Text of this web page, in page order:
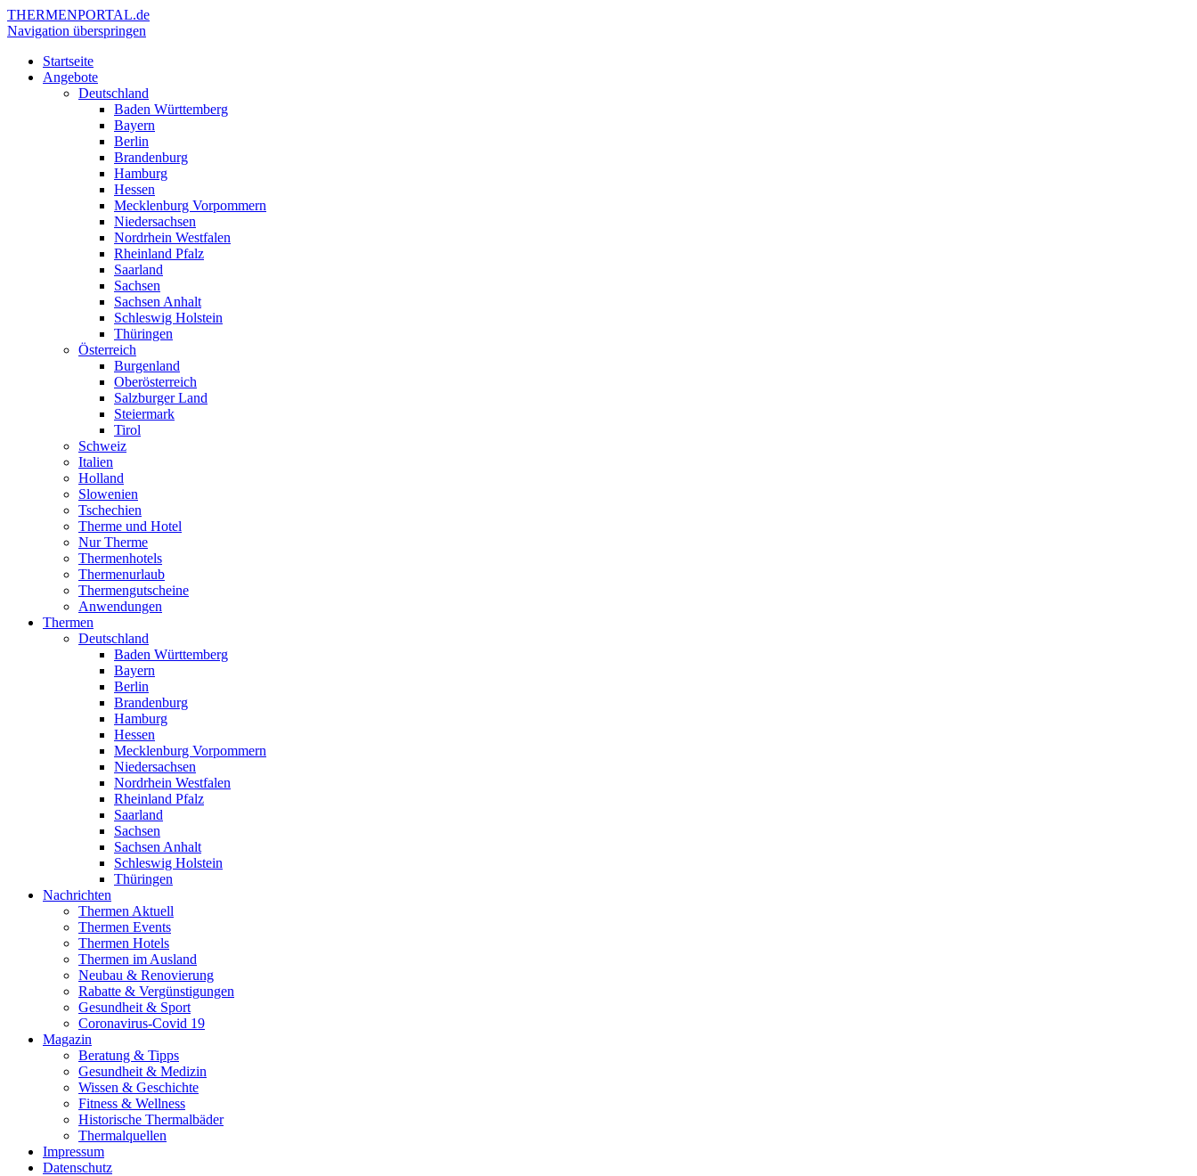
THERMENPORTAL.de
Navigation überspringen
Startseite
Angebote
Deutschland
Baden Württemberg
Bayern
Berlin
Brandenburg
Hamburg
Hessen
Mecklenburg Vorpommern
Niedersachsen
Nordrhein Westfalen
Rheinland Pfalz
Saarland
Sachsen
Sachsen Anhalt
Schleswig Holstein
Thüringen
Österreich
Burgenland
Oberösterreich
Salzburger Land
Steiermark
Tirol
Schweiz
Italien
Holland
Slowenien
Tschechien
Therme und Hotel
Nur Therme
Thermenhotels
Thermenurlaub
Thermengutscheine
Anwendungen
Thermen
Deutschland
Baden Württemberg
Bayern
Berlin
Brandenburg
Hamburg
Hessen
Mecklenburg Vorpommern
Niedersachsen
Nordrhein Westfalen
Rheinland Pfalz
Saarland
Sachsen
Sachsen Anhalt
Schleswig Holstein
Thüringen
Nachrichten
Thermen Aktuell
Thermen Events
Thermen Hotels
Thermen im Ausland
Neubau & Renovierung
Rabatte & Vergünstigungen
Gesundheit & Sport
Coronavirus-Covid 19
Magazin
Beratung & Tipps
Gesundheit & Medizin
Wissen & Geschichte
Fitness & Wellness
Historische Thermalbäder
Thermalquellen
Impressum
Datenschutz